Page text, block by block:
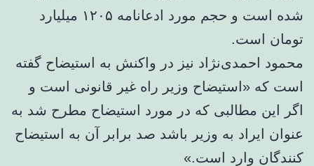
شده است و حجم مورد ادعانامه ۱۲۰۵ میلیارد
تومان است.
محمود احمدی‌نژاد نیز در واکنش به استیضاح گفته
است که «استیضاح وزیر راه غیر قانونی است و
اگر این مطالبی که در مورد استیضاح مطرح شد به
عنوان ایراد به وزیر باشد صد برابر آن به استیضاح
کنندگان وارد است.»